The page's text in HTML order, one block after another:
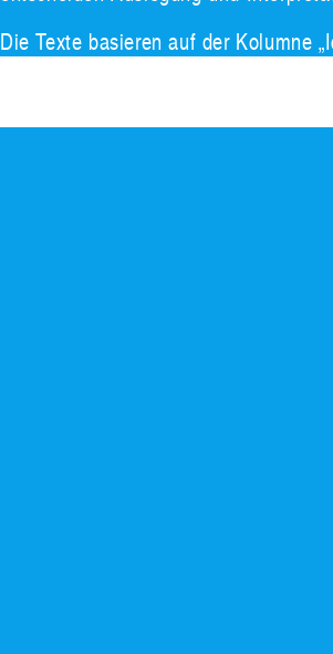
Die Texte basieren auf der Kolumne